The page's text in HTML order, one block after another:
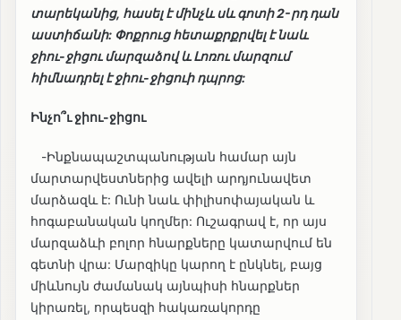
տարեկանից, հասել է մինչև սև գոտի 2-րդ դան
աստիճանի: Փոքրուց հետաքրքրվել է նաև
ջիու-ջիցու մարզաձով և Լոռու մարզում
հիմնադրել է ջիու-ջիցուի դպրոց:
Ինչո՞ւ ջիու-ջիցու
-Ինքնապաշտպանության համար այն
մարտարվեստներից ավելի արդյունավետ
մարձազև է: Ունի նաև փիլիսոփայական և
հոգաբանական կողմեր: Ուշագրավ է, որ այս
մարզաձևի բոլոր հնարքները կատարվում են
գետնի վրա: Մարզիկը կարող է ընկնել, բայց
միևնույն ժամանակ այնպիսի հնարքներ
կիրառել, որպեսզի հակառակորդը